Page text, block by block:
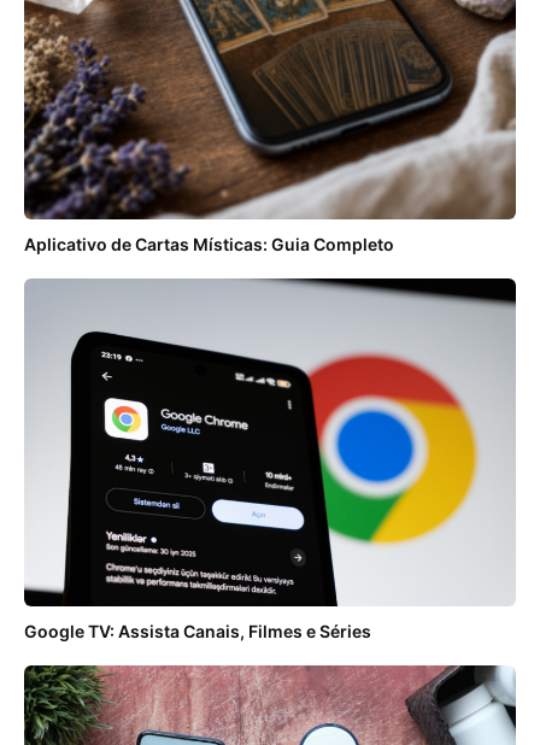
Aplicativo de Cartas Místicas: Guia Completo
Google TV: Assista Canais, Filmes e Séries